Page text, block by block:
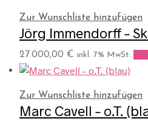
Zur Wunschliste hinzufügen
Jörg Immendorff –
27.000,00 € inkl. 7% MwSt.
Zur Wunschliste hinzufügen
Marc Cavell – o.T.